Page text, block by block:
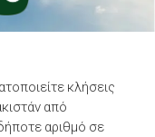
κλήσεις
από
αριθμό σε